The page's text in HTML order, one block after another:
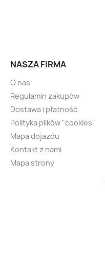
NASZA FIRMA
O nas
Regulamin zakupów
Dostawa i płatność
Polityka plików "cookies"
Mapa dojazdu
Kontakt z nami
Mapa strony